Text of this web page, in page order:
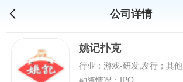
公司详情
姚记扑克
行业：游戏-研发,发行；其他
融资情况：IPO